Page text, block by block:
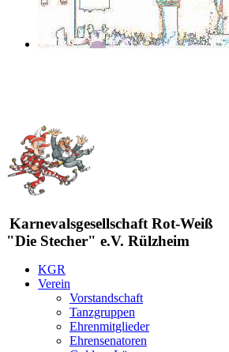
Karnevalsgesellschaft Rot-Weiß
"Die Stecher" e.V. Rülzheim
KGR
Verein
Vorstandschaft
Tanzgruppen
Ehrenmitglieder
Ehrensenatoren